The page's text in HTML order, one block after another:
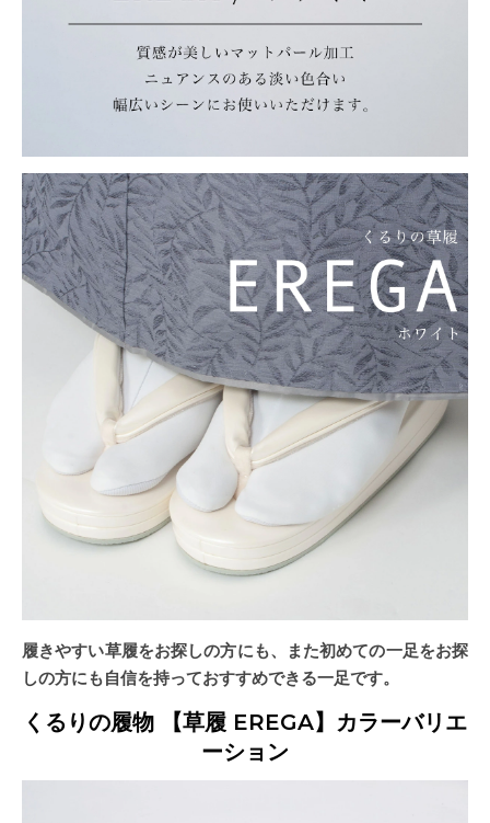
履きやすい草履をお探しの方にも、また初めての一足をお探
しの方にも自信を持っておすすめできる一足です。
くるりの履物 【草履 EREGA】カラーバリエ
ーション